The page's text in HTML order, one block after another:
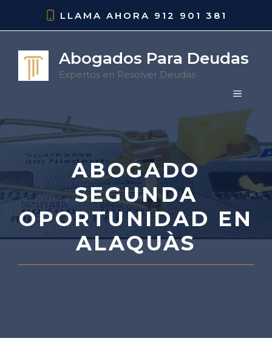
LLAMA AHORA 912 901 381
Abogados Para Deudas
Expertos en Resolver Deudas
MENÚ
ABOGADO
SEGUNDA
OPORTUNIDAD EN
ALAQUÀS